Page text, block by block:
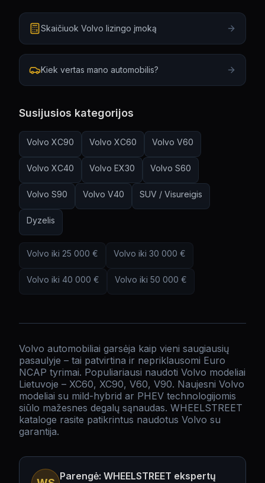
Skaičiuok Volvo lizingo įmoką
Kiek vertas mano automobilis?
Susijusios kategorijos
Volvo XC90 Volvo XC60 Volvo V60
Volvo XC40 Volvo EX30 Volvo S60
Volvo S90 Volvo V40 SUV / Visureigis
Dyzelis
Volvo iki 25 000 € Volvo iki 30 000 €
Volvo iki 40 000 € Volvo iki 50 000 €
Volvo automobiliai garsėja kaip vieni saugiausių
pasaulyje – tai patvirtina ir nepriklausomi Euro
NCAP tyrimai. Populiariausi naudoti Volvo modeliai
Lietuvoje – XC60, XC90, V60, V90. Naujesni Volvo
modeliai su mild-hybrid ar PHEV technologijomis
siūlo mažesnes degalų sąnaudas. WHEELSTREET
kataloge rasite patikrintus naudotus Volvo su
garantija.
Parengė: WHEELSTREET ekspertų